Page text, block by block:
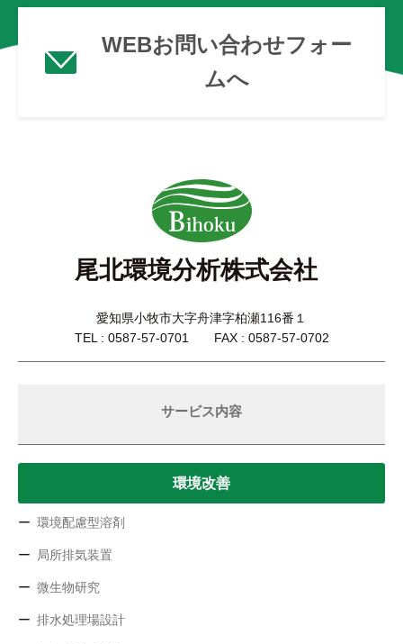
WEBお問い合わせフォー
ムへ
尾北環境分析株式会社
愛知県小牧市大字舟津字柏瀬116番１
TEL : 0587-57-0701 FAX : 0587-57-0702
サービス内容
環境改善
環境配慮型溶剤
局所排気装置
微生物研究
排水処理場設計